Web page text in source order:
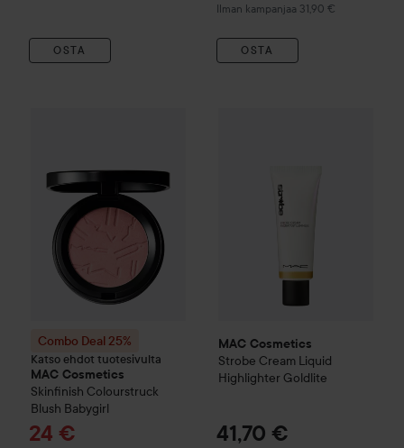
OSTA
Ilman kampanjaa 31,90 €
OSTA
Combo Deal 25%
Katso ehdot tuotesivulta
MAC Cosmetics
Skinfinish Colourstruck
Blush Babygirl
Tarjoushinta
24 €
MAC Cosmetics
Strobe Cream Liquid
Highlighter Goldlite
41,70 €